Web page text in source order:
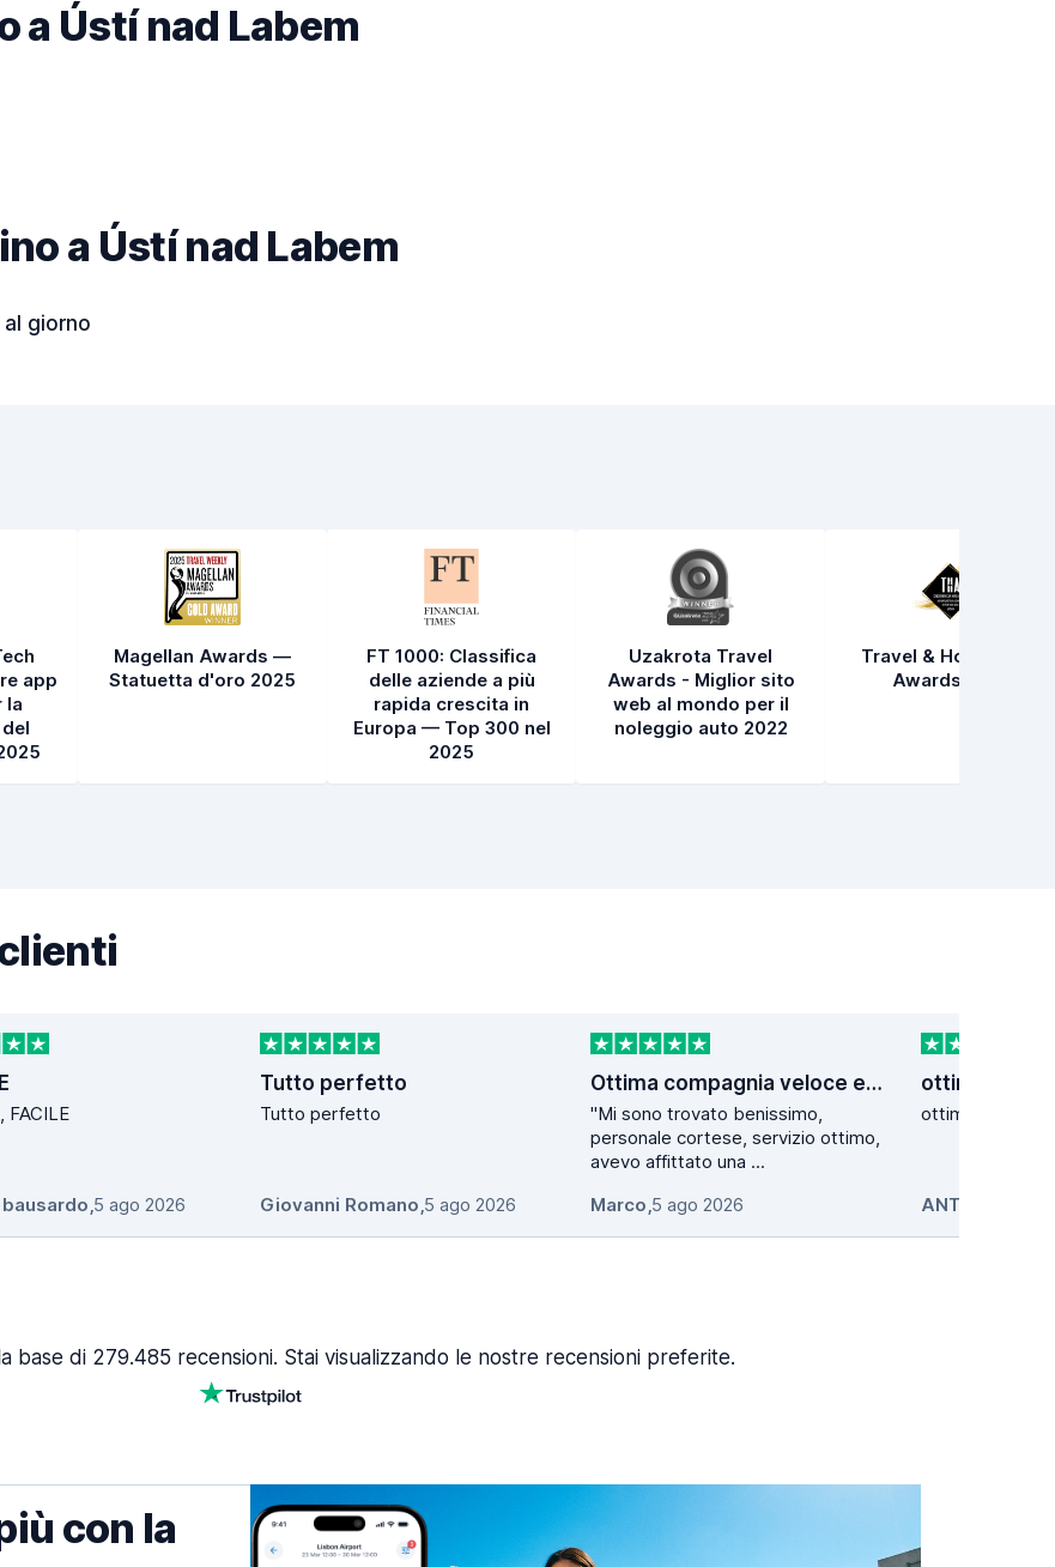
a Ústí nad Labem
a Ústí nad Labem
giorno
app
la
Magellan Awards —
Statuetta d'oro 2025
FT 1000: Classifica
delle aziende a più
rapida crescita in
Europa — Top 300 nel
2025
Uzakrota Travel
Awards - Miglior sito
web al mondo per il
noleggio auto 2022
Travel & Hospitality
Awards 2021
FACILE
,5 ago 2026
Tutto perfetto
Tutto perfetto
Giovanni Romano,5 ago 2026
Ottima compagnia veloce e affidabile
"Mi sono trovato benissimo,
personale cortese, servizio ottimo,
avevo affittato una ...
Marco,5 ago 2026
ottimo direi
ottimo direi
ANTONIO
base di 279.485 recensioni. Stai visualizzando le nostre recensioni preferite.
con la